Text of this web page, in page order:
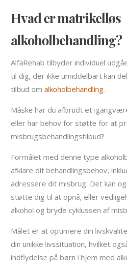
Hvad er matrikelløs
alkoholbehandling?
AlfaRehab tilbyder individuel
til dig, der ikke umiddelbart kan
tilbud omalkoholbehandling.
Måske har du afbrudt et
eller har behov for støtte for at
misbrugsbehandlingstilbud?
Formålet med denne type
afklare dit behandlingsbehov,
adressere dit misbrug. Det kan
støtte dig til at opnå, eller
alkohol og bryde cyklussen af
Målet er at optimere din
din unikke livssituation, hvilket
indflydelse på børn i hjem med